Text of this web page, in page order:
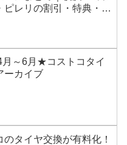
ピレリの割引・特典・開
月～6月★コストコタイ
ーカイブ
のタイヤ交換が有料化！